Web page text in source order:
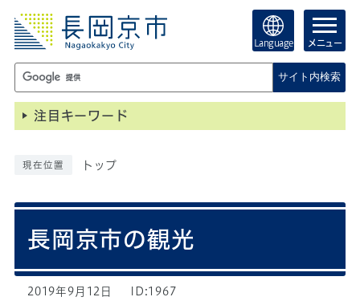
Language メニュー
サイト内検索
注目キーワード
現在位置 トップ
長岡京市の観光
2019年9月12日 ID:1967